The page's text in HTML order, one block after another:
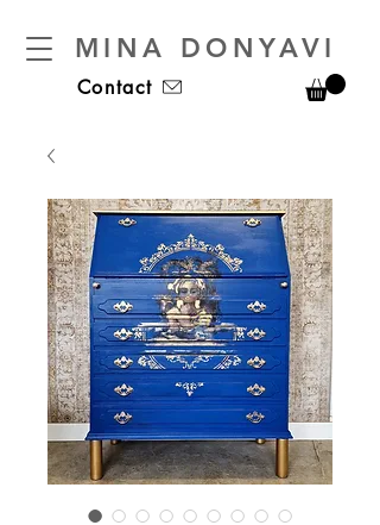
MINA DONYAVI
Contact